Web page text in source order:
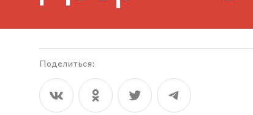
Поделиться: